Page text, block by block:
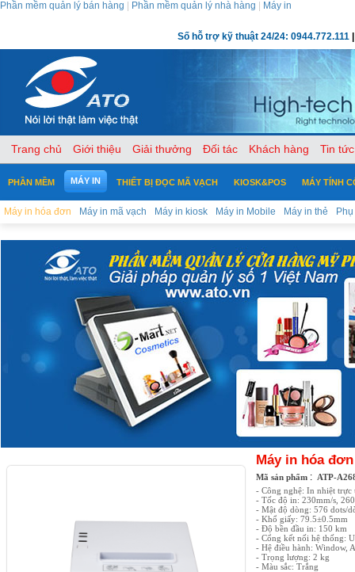
Phần mềm quản lý bán hàng Phần mềm quản lý nhà hàng Máy in
Số hỗ trợ kỹ thuật 24/24: 0944.772.111
Trang chủ Giới thiệu Giải thưởng Đối tác Khách hàng Tin tức
PHẦN MỀM MÁY IN
Máy in hóa đơn Máy in mã vạch Máy in kiosk Máy in Mobile Máy in thẻ
THIẾT BỊ ĐỌC MÃ VẠCH KIOSK&POS MÁY TÍNH
Máy in hóa đơn
Mã sản phẩm : ATP-
- Công nghệ: In nhiệt trực
- Tốc độ in: 230mm/s,
- Mật độ dòng: 576 dots/
- Khổ giấy: 79.5±0.5mm
- Độ bền đầu in: 150 km
- Cổng kết nối hệ thống:
- Hệ điều hành: Window,
- Trọng lượng: 2 kg
- Màu sắc: Trắng